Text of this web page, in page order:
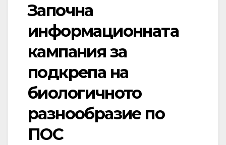
Започна
информационната
кампания за
подкрепа на
биологичното
разнообразие по
ПОС